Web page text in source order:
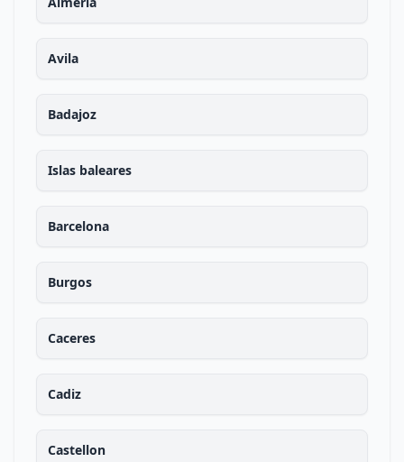
Avila
Badajoz
Islas baleares
Barcelona
Burgos
Caceres
Cadiz
Castellon